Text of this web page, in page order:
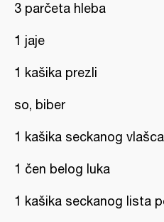
3 parčeta hleba
1 jaje
1 kašika prezli
so, biber
1 kašika seckanog vlašca
1 čen belog luka
1 kašika seckanog lista